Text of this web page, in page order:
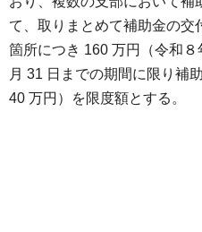
て、取りまとめて補助金の交
箇所につき 160 万円（令和８
月 31 日までの期間に限り補
40 万円）を限度額とする。